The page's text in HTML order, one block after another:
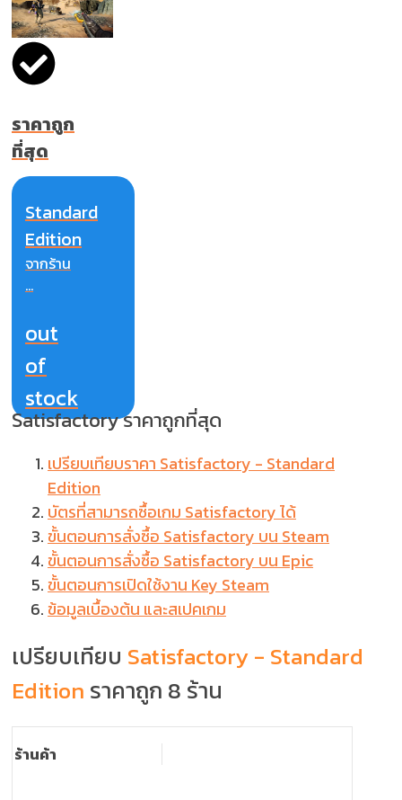
ราคาถูก
ที่สุด
Standard
Edition
จากร้าน
...
out
of
stock
Satisfactory ราคาถูกที่สุด
เปรียบเทียบราคา Satisfactory - Standard
Edition
บัตรที่สามารถซื้อเกม Satisfactory ได้
ขั้นตอนการสั่งซื้อ Satisfactory บน Steam
ขั้นตอนการสั่งซื้อ Satisfactory บน Epic
ขั้นตอนการเปิดใช้งาน Key Steam
ข้อมูลเบื้องต้น และสเปคเกม
เปรียบเทียบ Satisfactory - Standard
Edition ราคาถูก 8 ร้าน
ร้านค้า